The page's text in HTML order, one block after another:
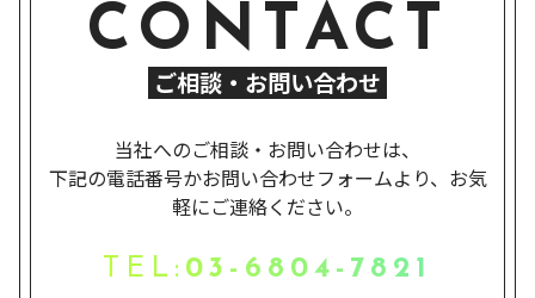
CONTACT
ご相談・お問い合わせ
当社へのご相談・お問い合わせは、
下記の電話番号かお問い合わせフォームより、お気
軽にご連絡ください。
TEL: 03-6804-7821